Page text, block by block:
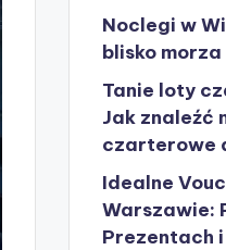
Noclegi w
blisko morza
Tanie loty
Jak znaleźć
czarterowe
Idealne
Warszawie:
Prezentach